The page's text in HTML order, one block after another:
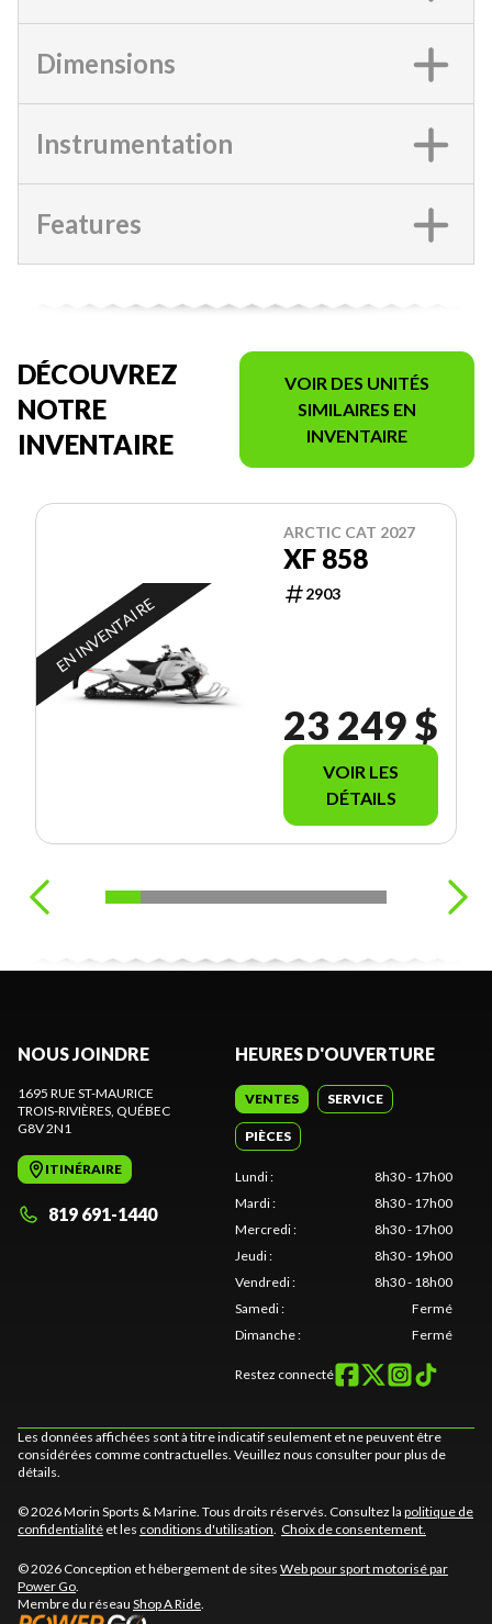
Dimensions
Instrumentation
Features
DÉCOUVREZ
NOTRE
INVENTAIRE
VOIR DES UNITÉS
SIMILAIRES EN
INVENTAIRE
EN INVENTAIRE
ARCTIC CAT 2027
XF 858
2903
23 249 $
VOIR LES
DÉTAILS
NOUS JOINDRE
1695 RUE ST-MAURICE
TROIS-RIVIÈRES , QUÉBEC
G8V 2N1
ITINÉRAIRE
819 691-1440
HEURES D'OUVERTURE
VENTES SERVICE
PIÈCES
Lundi:
8h30 - 17h00
Mardi:
8h30 - 17h00
Mercredi:
8h30 - 17h00
Jeudi:
8h30 - 19h00
Vendredi:
8h30 - 18h00
Samedi:
Fermé
Dimanche: Fermé
Restez connecté
Les données affichées sont à titre indicatif seulement et ne peuvent être
considérées comme contractuelles. Veuillez nous consulter pour plus de
détails.
© 2026 Morin Sports & Marine. Tous droits réservés. Consultez la politique de
confidentialité et les conditions d'utilisation Choix de consentement.
© 2026 Conception et hébergement de sites Web pour sport motorisé par
Power Go
Membre du réseau Shop A Ride